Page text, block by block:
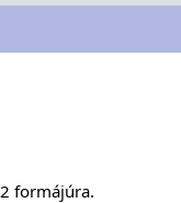
formájúra.